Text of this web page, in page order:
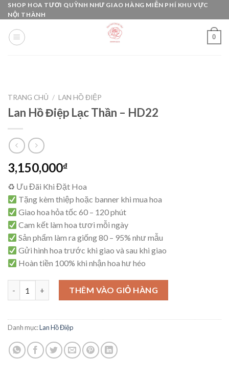
Skip
to
content
SHOP HOA TƯƠI QUỲNH NHƯ GIAO HÀNG MIỄN PHÍ KHU VỰC
NỘI THÀNH
0
TRANG CHỦ / LAN HỒ ĐIỆP
Lan Hồ Điệp Lạc Thần – HD22
3,150,000₫
♻ Ưu Đãi Khi Đặt Hoa
Tặng kèm thiệp hoặc banner khi mua hoa
Giao hoa hỏa tốc 60 – 120 phút
Cam kết làm hoa tươi mỗi ngày
Sản phẩm làm ra giống 80 – 95% như mẫu
Gửi hình hoa trước khi giao và sau khi giao
Hoàn tiền 100% khi nhận hoa hư héo
Lan Hồ Điệp Lạc Thần – HD22 số lượng
THÊM VÀO GIỎ HÀNG
Danh mục:Lan Hồ Điệp